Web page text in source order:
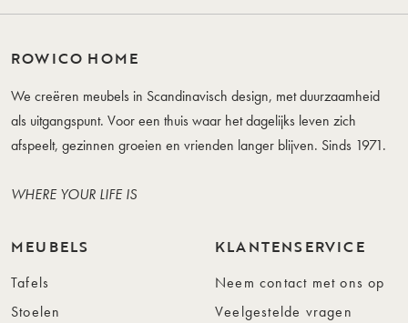
ROWICO HOME
We creëren meubels in Scandinavisch design, met duurzaamheid
als uitgangspunt. Voor een thuis waar het dagelijks leven zich
afspeelt, gezinnen groeien en vrienden langer blijven. Sinds 1971.
WHERE YOUR LIFE IS
MEUBELS
Tafels
Stoelen
KLANTENSERVICE
Neem contact met ons op
Veelgestelde vragen